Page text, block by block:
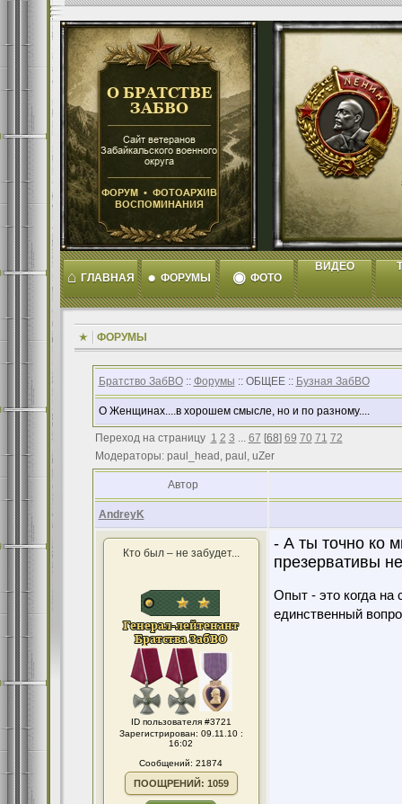
⌂ ГЛАВНАЯ ● ФОРУМЫ ◉ ФОТО
ВИДЕО
ФОРУМЫ
Братство ЗабВО:: Форумы :: ОБЩЕЕ :: Бузная ЗабВО
О Женщинах....в хорошем смысле, но и по разному....
Переход на страницу 1 2 3 ... 67 [68] 69 70 71 72
Модераторы: paul_head, paul, uZer
Автор
AndreyK
Кто был – не забудет...
ID пользователя #3721
Зарегистрирован: 09.11.10 :
16:02
Сообщений: 21874
ПООЩРЕНИЙ: 1059
- А ты точно ко
презервативы
Опыт - это когда на
единственный